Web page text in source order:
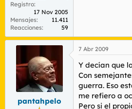
Registro
17 Nov 2005
Mensajes
11.411
Reacciones
59
pantahpelo
7 Abr 2009
Y decían que
Con
guerra. Eso
me refiero a
Pero si el